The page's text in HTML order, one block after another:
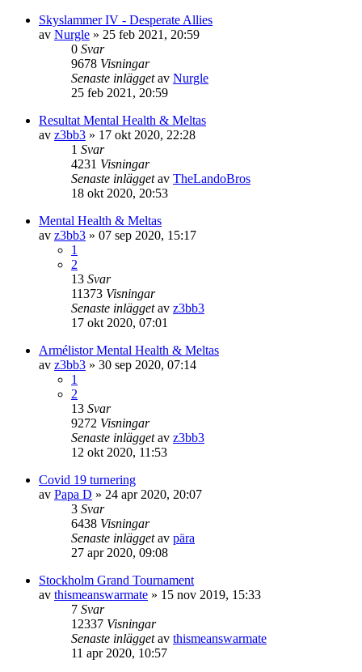
Skyslammer IV - Desperate Allies
av Nurgle » 25 feb 2021, 20:59
0 Svar
9678 Visningar
Senaste inläggetav Nurgle
25 feb 2021, 20:59
Resultat Mental Health & Meltas
av z3bb3 » 17 okt 2020, 22:28
1 Svar
4231 Visningar
Senaste inläggetav TheLandoBros
18 okt 2020, 20:53
Mental Health & Meltas
av z3bb3 » 07 sep 2020, 15:17
1
2
13 Svar
11373 Visningar
Senaste inläggetav z3bb3
17 okt 2020, 07:01
Armélistor Mental Health & Meltas
av z3bb3 » 30 sep 2020, 07:14
1
2
13 Svar
9272 Visningar
Senaste inläggetav z3bb3
12 okt 2020, 11:53
Covid 19 turnering
av Papa D » 24 apr 2020, 20:07
3 Svar
6438 Visningar
Senaste inläggetav pära
27 apr 2020, 09:08
Stockholm Grand Tournament
av thismeanswarmate » 15 nov 2019, 15:33
7 Svar
12337 Visningar
Senaste inläggetav thismeanswarmate
11 apr 2020, 10:57